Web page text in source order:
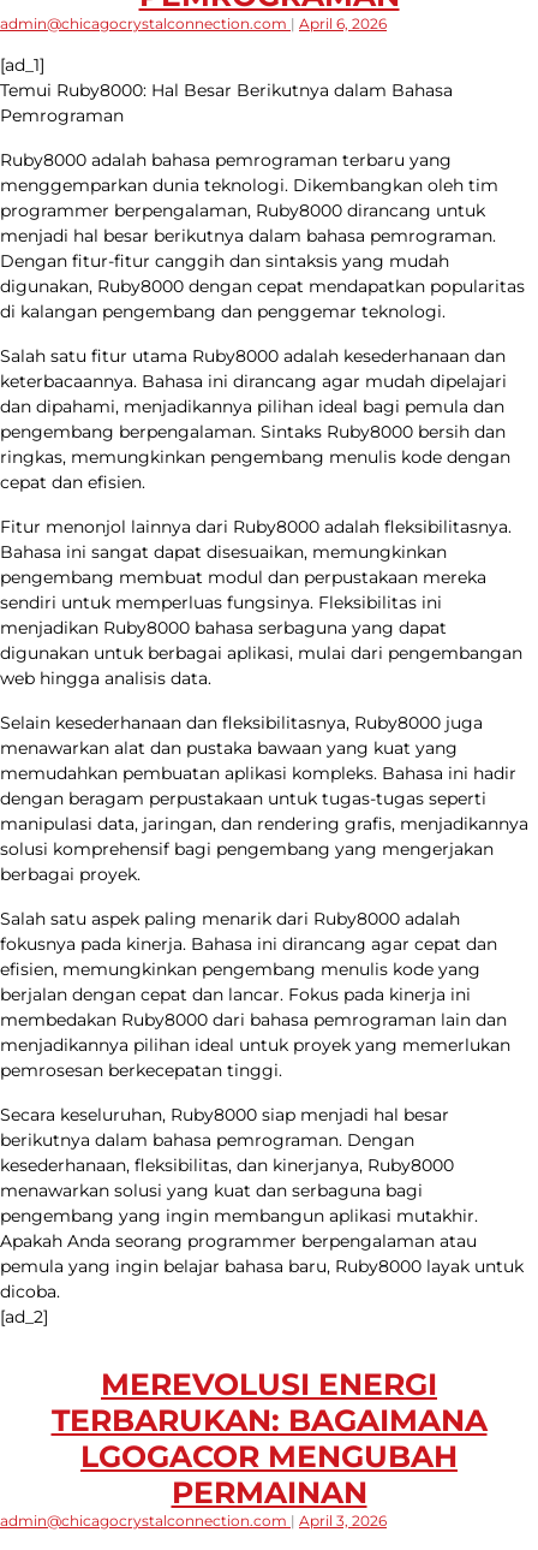
admin@chicagocrystalconnection.com | April 6, 2026
[ad_1]
Temui Ruby8000: Hal Besar Berikutnya dalam Bahasa
Pemrograman
Ruby8000 adalah bahasa pemrograman terbaru yang
menggemparkan dunia teknologi. Dikembangkan oleh tim
programmer berpengalaman, Ruby8000 dirancang untuk
menjadi hal besar berikutnya dalam bahasa pemrograman.
Dengan fitur-fitur canggih dan sintaksis yang mudah
digunakan, Ruby8000 dengan cepat mendapatkan popularitas
di kalangan pengembang dan penggemar teknologi.
Salah satu fitur utama Ruby8000 adalah kesederhanaan dan
keterbacaannya. Bahasa ini dirancang agar mudah dipelajari
dan dipahami, menjadikannya pilihan ideal bagi pemula dan
pengembang berpengalaman. Sintaks Ruby8000 bersih dan
ringkas, memungkinkan pengembang menulis kode dengan
cepat dan efisien.
Fitur menonjol lainnya dari Ruby8000 adalah fleksibilitasnya.
Bahasa ini sangat dapat disesuaikan, memungkinkan
pengembang membuat modul dan perpustakaan mereka
sendiri untuk memperluas fungsinya. Fleksibilitas ini
menjadikan Ruby8000 bahasa serbaguna yang dapat
digunakan untuk berbagai aplikasi, mulai dari pengembangan
web hingga analisis data.
Selain kesederhanaan dan fleksibilitasnya, Ruby8000 juga
menawarkan alat dan pustaka bawaan yang kuat yang
memudahkan pembuatan aplikasi kompleks. Bahasa ini hadir
dengan beragam perpustakaan untuk tugas-tugas seperti
manipulasi data, jaringan, dan rendering grafis, menjadikannya
solusi komprehensif bagi pengembang yang mengerjakan
berbagai proyek.
Salah satu aspek paling menarik dari Ruby8000 adalah
fokusnya pada kinerja. Bahasa ini dirancang agar cepat dan
efisien, memungkinkan pengembang menulis kode yang
berjalan dengan cepat dan lancar. Fokus pada kinerja ini
membedakan Ruby8000 dari bahasa pemrograman lain dan
menjadikannya pilihan ideal untuk proyek yang memerlukan
pemrosesan berkecepatan tinggi.
Secara keseluruhan, Ruby8000 siap menjadi hal besar
berikutnya dalam bahasa pemrograman. Dengan
kesederhanaan, fleksibilitas, dan kinerjanya, Ruby8000
menawarkan solusi yang kuat dan serbaguna bagi
pengembang yang ingin membangun aplikasi mutakhir.
Apakah Anda seorang programmer berpengalaman atau
pemula yang ingin belajar bahasa baru, Ruby8000 layak untuk
dicoba.
[ad_2]
MEREVOLUSI ENERGI
TERBARUKAN: BAGAIMANA
LGOGACOR MENGUBAH
PERMAINAN
admin@chicagocrystalconnection.com | April 3, 2026